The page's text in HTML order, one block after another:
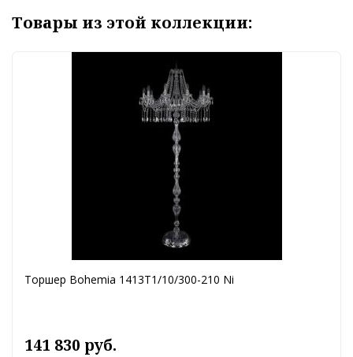
Товары из этой коллекции:
Торшер Bohemia 1413T1/10/300-210 Ni
141 830 руб.